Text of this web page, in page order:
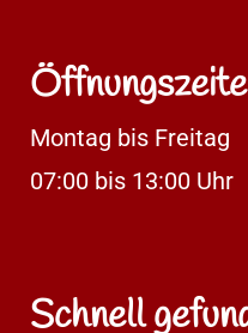
Montag bis Freitag
07:00 bis 13:00 Uhr
Schnell